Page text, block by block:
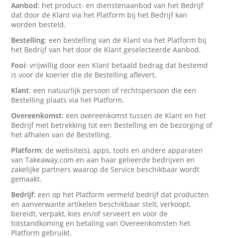
Aanbod: het product- en dienstenaanbod van het Bedrijf
dat door de Klant via het Platform bij het Bedrijf kan
worden besteld.
Bestelling: een bestelling van de Klant via het Platform bij
het Bedrijf van het door de Klant geselecteerde Aanbod.
Fooi: vrijwillig door een Klant betaald bedrag dat bestemd
is voor de koerier die de Bestelling aflevert.
Klant: een natuurlijk persoon of rechtspersoon die een
Bestelling plaats via het Platform.
Overeenkomst: een overeenkomst tussen de Klant en het
Bedrijf met betrekking tot een Bestelling en de bezorging of
het afhalen van de Bestelling.
Platform: de website(s), apps, tools en andere apparaten
van Takeaway.com en aan haar gelieerde bedrijven en
zakelijke partners waarop de Service beschikbaar wordt
gemaakt.
Bedrijf: een op het Platform vermeld bedrijf dat producten
en aanverwante artikelen beschikbaar stelt, verkoopt,
bereidt, verpakt, kies en/of serveert en voor de
totstandkoming en betaling van Overeenkomsten het
Platform gebruikt.